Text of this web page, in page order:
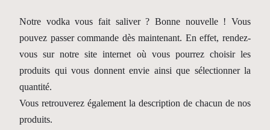
Notre vodka vous fait saliver ? Bonne nouvelle ! Vous
pouvez passer commande dès maintenant. En effet, rendez-
vous sur notre site internet où vous pourrez choisir les
produits qui vous donnent envie ainsi que sélectionner la
quantité.
Vous retrouverez également la description de chacun de nos
produits.